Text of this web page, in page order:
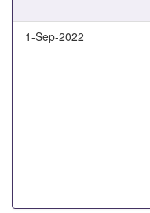
1-Sep-2022